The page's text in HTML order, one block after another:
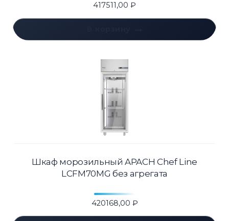
417511,00 ₽
Шкаф морозильный APACH Chef Line
LCFM70MG без агрегата
420168,00 ₽